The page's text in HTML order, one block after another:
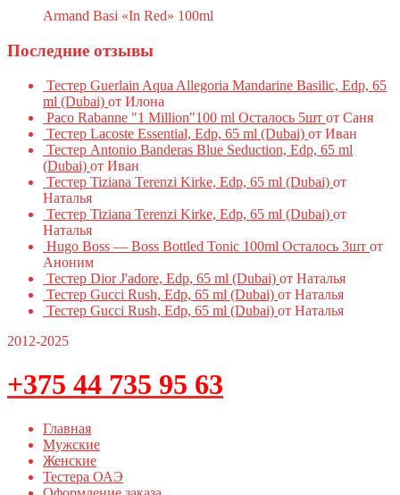
Armand Basi «In Red» 100ml
Последние отзывы
Тестер Guerlain Aqua Allegoria Mandarine Basilic, Edp, 65
ml (Dubai) от Илона
Paco Rabanne "1 Million"100 ml Осталось 5шт от Саня
Тестер Lacoste Essential, Edp, 65 ml (Dubai) от Иван
Тестер Antonio Banderas Blue Seduction, Edp, 65 ml
(Dubai) от Иван
Тестер Tiziana Terenzi Kirke, Edp, 65 ml (Dubai) от
Наталья
Тестер Tiziana Terenzi Kirke, Edp, 65 ml (Dubai) от
Наталья
Hugo Boss — Boss Bottled Tonic 100ml Осталось 3шт от
Аноним
Тестер Dior J'adore, Edp, 65 ml (Dubai) от Наталья
Тестер Gucci Rush, Edp, 65 ml (Dubai) от Наталья
Тестер Gucci Rush, Edp, 65 ml (Dubai) от Наталья
2012-2025
+375 44 735 95 63
Главная
Мужские
Женские
Тестера ОАЭ